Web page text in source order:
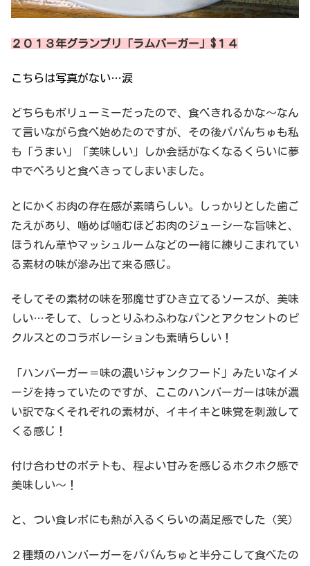
２０１３年グランプリ「ラムバーガー」$１４
こちらは写真がない…涙
どちらもボリューミーだったので、食べきれるかな〜なん
て言いながら食べ始めたのですが、その後パパんちゅも私
も「うまい」「美味しい」しか会話がなくなるくらいに夢
中でぺろりと食べきってしまいました。
とにかくお肉の存在感が素晴らしい。しっかりとした歯ご
たえがあり、噛めば噛むほどお肉のジューシーな旨味と、
ほうれん草やマッシュルームなどの一緒に練りこまれてい
る素材の味が滲み出て来る感じ。
そしてその素材の味を邪魔せずひき立てるソースが、美味
しい…そして、しっとりふわふわなパンとアクセントのピ
クルスとのコラボレーションも素晴らしい！
「ハンバーガー＝味の濃いジャンクフード」みたいなイメ
ージを持っていたのですが、ここのハンバーガーは味が濃
い訳でなくそれぞれの素材が、イキイキと味覚を刺激して
くる感じ！
付け合わせのポテトも、程よい甘みを感じるホクホク感で
美味しい〜！
と、つい食レポにも熱が入るくらいの満足感でした（笑）
２種類のハンバーガーをパパんちゅと半分こして食べたの